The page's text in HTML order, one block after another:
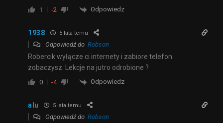
1 -2 Odpowiedz
1938 5 lata temu
Odpowiedź do Robson
Robercik wyłącze ci internety i zabiore telefon
zobaczysz. Lekcje na jutro odrobione ?
0 -4 Odpowiedz
alu 5 lata temu
Odpowiedź do Robson